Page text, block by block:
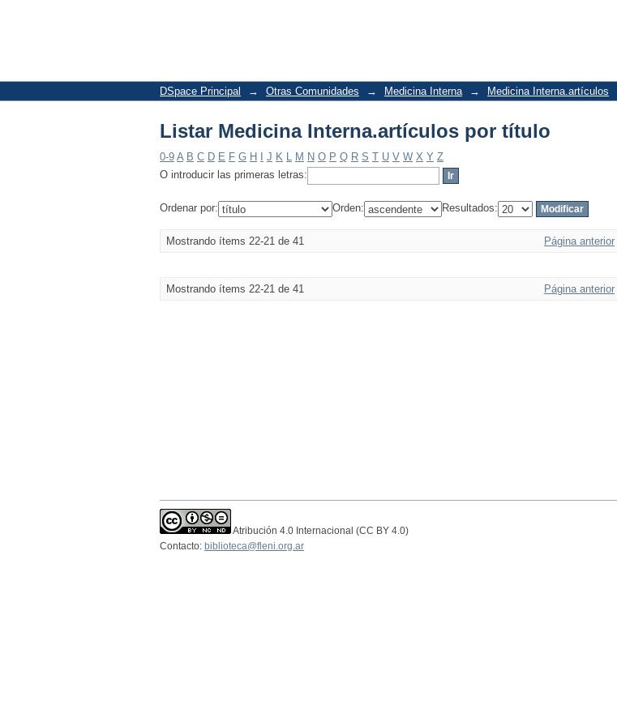
DSpace Principal → Otras Comunidades → Medicina Interna → Medicina Interna.artículos
Listar Medicina Interna.artículos por título
0-9 A B C D E F G H J K L M N O P Q R S T U V W X Y Z
O introducir las primeras letras:
Ordenar por: Orden: Resultados:
Mostrando ítems 22-21 de 41 Página anterior
Mostrando ítems 22-21 de 41 Página anterior
Atribución 4.0 Internacional (CC BY 4.0)
Contacto: biblioteca@fleni.org.ar